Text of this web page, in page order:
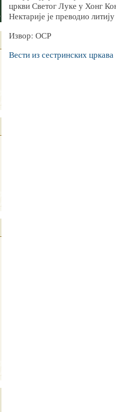
цркви Светог Луке у Хонг
Нектарије је преводио
Извор: ОСР
Вести из сестринских цркава